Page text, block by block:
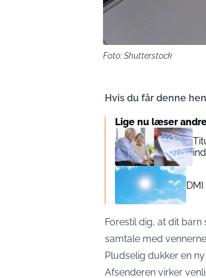
Foto: Shutterstock
Hvis du får denne
Lige nu læser
Forestil dig, at dit
samtale med
Pludselig dukker en
Afsenderen virker